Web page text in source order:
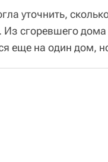
уточнить,
Из сгоревшего
еще на один дом,